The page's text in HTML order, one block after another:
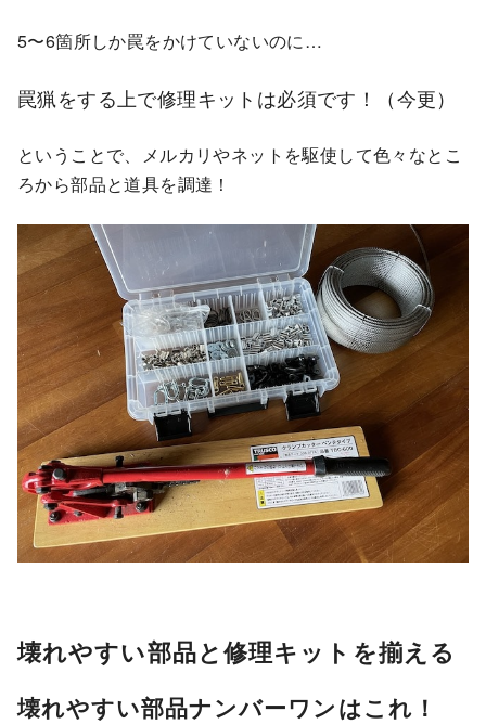
5〜6箇所しか罠をかけていないのに…
罠猟をする上で修理キットは必須です！（今更）
ということで、メルカリやネットを駆使して色々なとこ
ろから部品と道具を調達！
壊れやすい部品と修理キットを揃える
壊れやすい部品ナンバーワンはこれ！